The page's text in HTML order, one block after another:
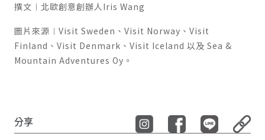
撰文︱北歐創意創辦人Iris Wang
圖片來源︱ Visit Sweden 、 Visit Norway 、 Visit
Finland 、 Visit Denmark 、 Visit Iceland 以及 Sea &
Mountain Adventures Oy 。
分享